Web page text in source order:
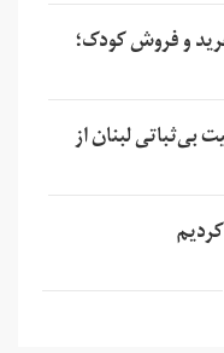
و فروش کودک؛
بی‌ثباتی لبنان از